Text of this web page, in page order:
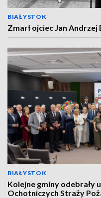
BIAŁYSTOK
Zmarł ojciec Jan
BIAŁYSTOK
Kolejne gminy odebrały
Ochotniczych Straży